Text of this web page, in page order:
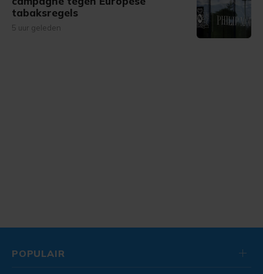
tabaksregels
5 uur geleden
POPULAIR